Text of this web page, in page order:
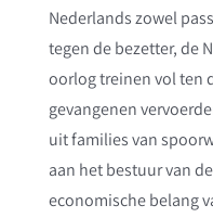
Nederlands zowel
tegen de bezetter, de
oorlog treinen vol ten
gevangenen
uit families van
aan het bestuur van
economische belang